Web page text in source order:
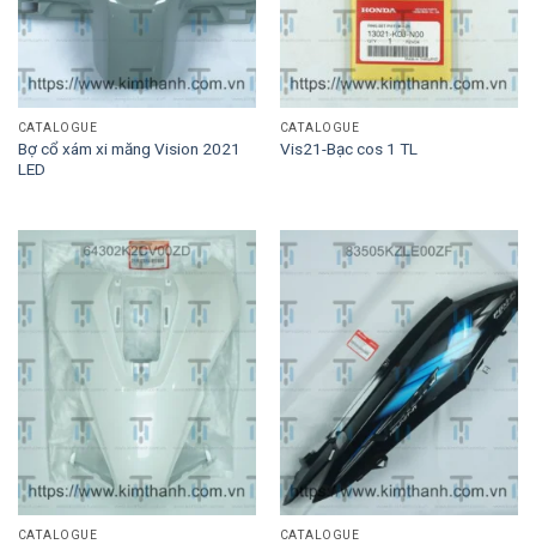
CATALOGUE
Bợ cổ xám xi măng Vision 2021
LED
CATALOGUE
Vis21-Bạc cos 1 TL
CATALOGUE CATALOGUE